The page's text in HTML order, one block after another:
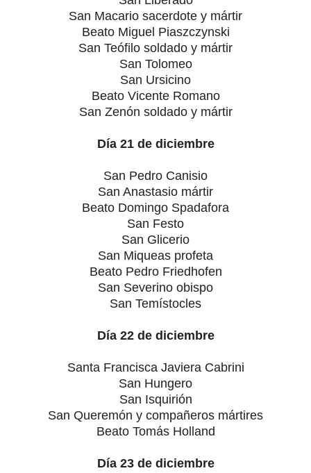
San Macario sacerdote y mártir
Beato Miguel Piaszczynski
San Teófilo soldado y mártir
San Tolomeo
San Ursicino
Beato Vicente Romano
San Zenón soldado y mártir
Día 21 de diciembre
San Pedro Canisio
San Anastasio mártir
Beato Domingo Spadafora
San Festo
San Glicerio
San Miqueas profeta
Beato Pedro Friedhofen
San Severino obispo
San Temístocles
Día 22 de diciembre
Santa Francisca Javiera Cabrini
San Hungero
San Isquirión
San Queremón y compañeros mártires
Beato Tomás Holland
Día 23 de diciembre